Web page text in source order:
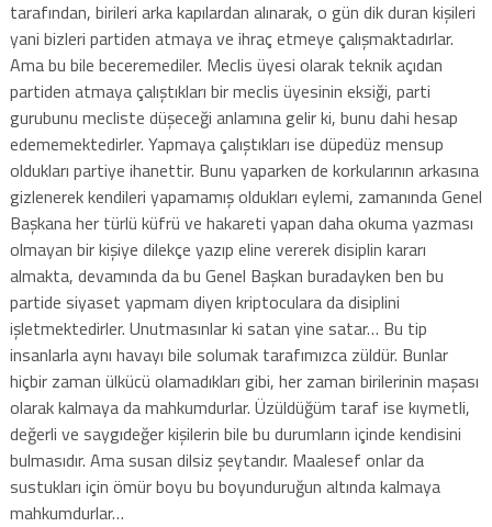
tarafından, birileri arka kapılardan alınarak, o gün dik duran kişileri
yani bizleri partiden atmaya ve ihraç etmeye çalışmaktadırlar.
Ama bu bile beceremediler. Meclis üyesi olarak teknik açıdan
partiden atmaya çalıştıkları bir meclis üyesinin eksiği, parti
gurubunu mecliste düşeceği anlamına gelir ki, bunu dahi hesap
edememektedirler. Yapmaya çalıştıkları ise düpedüz mensup
oldukları partiye ihanettir. Bunu yaparken de korkularının arkasına
gizlenerek kendileri yapamamış oldukları eylemi, zamanında Genel
Başkana her türlü küfrü ve hakareti yapan daha okuma yazması
olmayan bir kişiye dilekçe yazıp eline vererek disiplin kararı
almakta, devamında da bu Genel Başkan buradayken ben bu
partide siyaset yapmam diyen kriptoculara da disiplini
işletmektedirler. Unutmasınlar ki satan yine satar… Bu tip
insanlarla aynı havayı bile solumak tarafımızca züldür. Bunlar
hiçbir zaman ülkücü olamadıkları gibi, her zaman birilerinin maşası
olarak kalmaya da mahkumdurlar. Üzüldüğüm taraf ise kıymetli,
değerli ve saygıdeğer kişilerin bile bu durumların içinde kendisini
bulmasıdır. Ama susan dilsiz şeytandır. Maalesef onlar da
sustukları için ömür boyu bu boyunduruğun altında kalmaya
mahkumdurlar…